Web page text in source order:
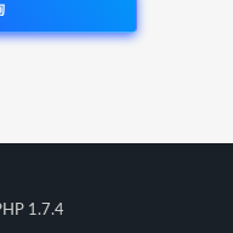
1.7.4